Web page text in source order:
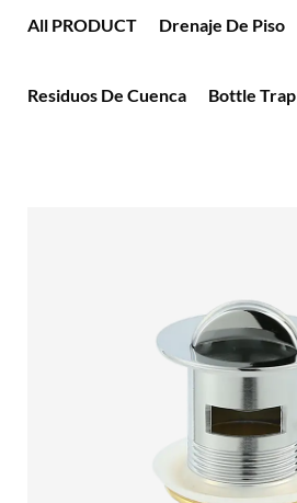
All PRODUCT Drenaje De Piso
Residuos De Cuenca Bottle Trap